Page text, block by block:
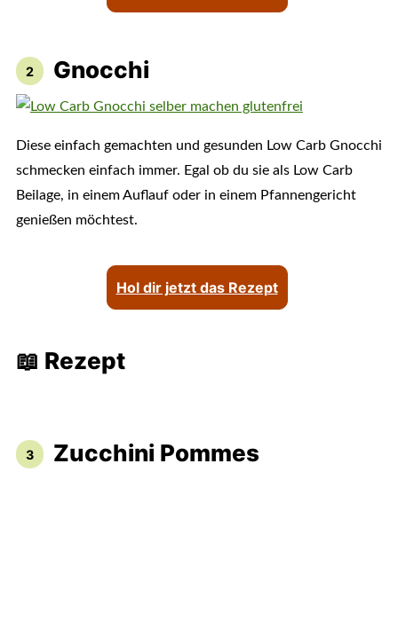
Gnocchi
Diese einfach gemachten und gesunden Low Carb Gnocchi
schmecken einfach immer. Egal ob du sie als Low Carb
Beilage, in einem Auflauf oder in einem Pfannengericht
genießen möchtest.
Hol dir jetzt das Rezept
📖 Rezept
Zucchini Pommes